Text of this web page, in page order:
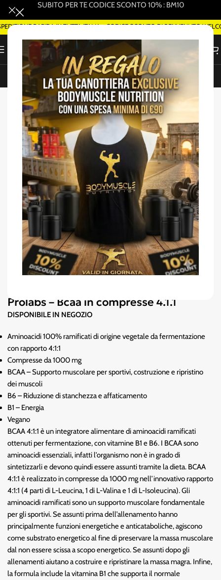
SUBITO PER TE CODICE SCONTO 10% : BM10
RAPIDA IN TUTTA ITALIA - CODICE SCONTO DI BENVENUTO WELCOME5
ORDINA SMART DELIVERY SU WHATSAPP (ROMA)
Home/ Amminoacidi EAA/BCAA
-26%
Prolabs – Bcaa in compresse 4.1.1
DISPONIBILE IN NEGOZIO
Aminoacidi 100% ramificati di origine vegetale da fermentazione
con rapporto 4:1:1
Compresse da 1000 mg
BCAA – Supporto muscolare per sportivi, costruzione e ripristino
dei muscoli
B6 – Riduzione di stanchezza e affaticamento
B1 – Energia
Vegano
BCAA 4:1:1 è un integratore alimentare di aminoacidi ramificati
ottenuti per fermentazione, con vitamine B1 e B6. I BCAA sono
aminoacidi essenziali, infatti l’organismo non è in grado di
sintetizzarli e devono quindi essere assunti tramite la dieta. BCAA
4:1:1 è realizzato in compresse da 1000 mg nell’innovativo rapporto
4:1:1 (4 parti di L-Leucina, 1 di L-Valina e 1 di L-Isoleucina). Gli
aminoacidi ramificati sono un supporto muscolare fondamentale
per gli sportivi. Se assunti prima dell’allenamento hanno
principalmente funzioni energetiche e anticataboliche, agiscono
come substrato energetico al fine di preservare la massa muscolare
dal non essere scissa a scopo energetico. Se assunti dopo gli
allenamenti aiutano a costruire e ripristinare la massa magra. Infine,
la formula include la vitamina B1 che supporta il normale